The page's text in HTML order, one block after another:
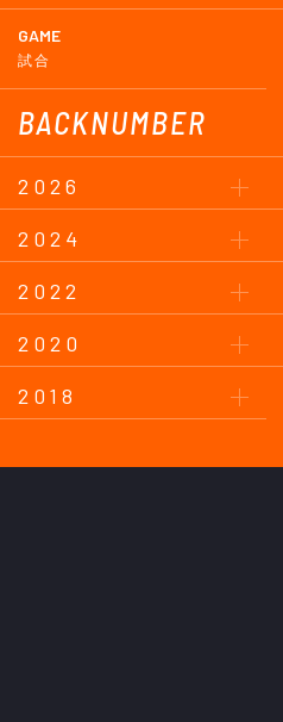
GAME
試合
BACKNUMBER
2026
2024
2022
2020
2018